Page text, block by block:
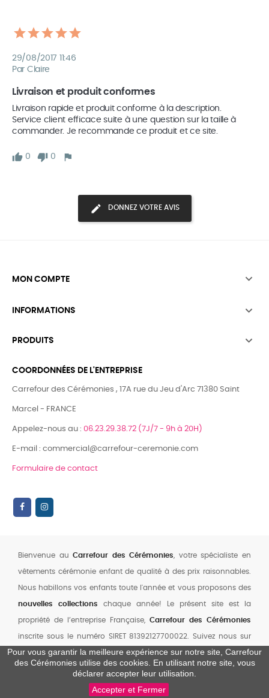
29/08/2017 11:46
Par Claire
Livraison et produit conformes
Livraison rapide et produit conforme à la description.
Service client efficace suite à une question sur la taille à
commander. Je recommande ce produit et ce site.
0 0
DONNEZ VOTRE AVIS
MON COMPTE 
INFORMATIONS 
PRODUITS 
COORDONNÉES DE L'ENTREPRISE
Carrefour des Cérémonies , 17A rue du Jeu d'Arc 71380 Saint
Marcel - FRANCE
Appelez-nous au : 06.23.29.38.72 (7J/7 - 9h à 20H)
E-mail : commercial@carrefour-ceremonie.com
Formulaire de contact
Pour vous garantir la meilleure expérience sur notre site, Carrefour
des Cérémonies utilise des cookies. En utilisant notre site, vous
déclarer accepter leur utilisation.
Accepter et Fermer
Bienvenue auCarrefour des Cérémonies , votre spécialiste en
vêtements cérémonie enfant de qualité à des prix raisonnables.
Nous habillons vos enfants toute l'année et vous proposons des
nouvelles collections chaque année! Le présent site est la
propriété de l’entreprise Française, Carrefour des Cérémonies
inscrite sous le numéro SIRET 81392127700022. Suivez nous sur
notre chaine YouTube,FacebooketInstagram